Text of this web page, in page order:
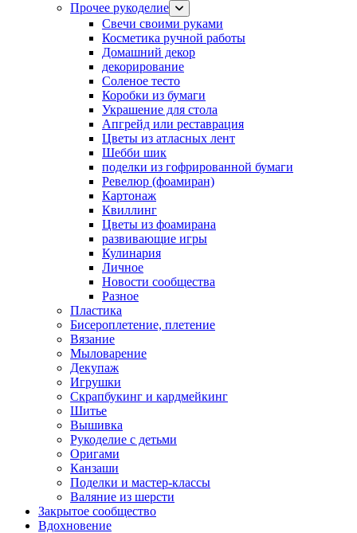
Прочее рукоделие
Свечи своими руками
Косметика ручной работы
Домашний декор
декорирование
Соленое тесто
Коробки из бумаги
Украшение для стола
Апгрейд или реставрация
Цветы из атласных лент
Шебби шик
поделки из гофрированной бумаги
Ревелюр (фоамиран)
Картонаж
Квиллинг
Цветы из фоамирана
развивающие игры
Кулинария
Личное
Новости сообщества
Разное
Пластика
Бисероплетение, плетение
Вязание
Мыловарение
Декупаж
Игрушки
Скрапбукинг и кардмейкинг
Шитье
Вышивка
Рукоделие с детьми
Оригами
Канзаши
Поделки и мастер-классы
Валяние из шерсти
Закрытое сообщество
Вдохновение